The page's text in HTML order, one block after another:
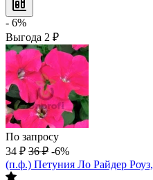
- 6%
Выгода 2 ₽
По запросу
34 ₽ 36 ₽ -6%
(п.ф.) Петуния Ло Райдер Роуз,